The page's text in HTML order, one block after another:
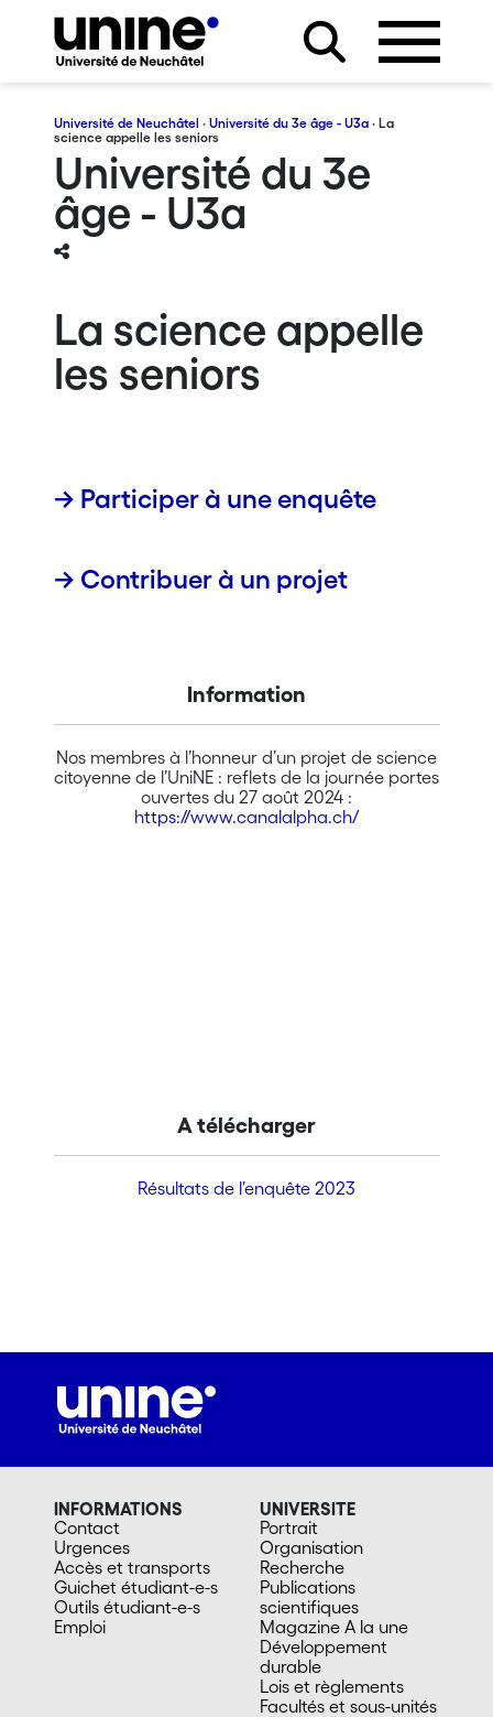
Université de Neuchâtel · Université du 3e âge - U3a· La
science appelle les seniors
Université du 3e
âge - U3a
La science appelle
les seniors
→ Participer à une enquête
→ Contribuer à un projet
Information
Nos membres à l’honneur d’un projet de science
citoyenne de l’UniNE : reflets de la journée portes
ouvertes du 27 août 2024 :
https://www.canalalpha.ch/
A télécharger
Résultats de l’enquête 2023
INFORMATIONS
Contact
Urgences
Accès et transports
Guichet étudiant-e-s
Outils étudiant-e-s
Emploi
UNIVERSITE
Portrait
Organisation
Recherche
Publications
scientifiques
Magazine A la une
Développement
durable
Lois et règlements
Facultés et sous-unités